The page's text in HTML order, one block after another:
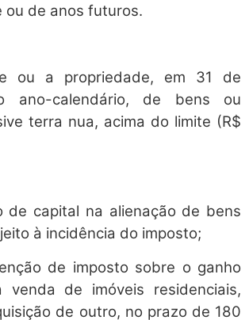
ou de anos futuros.
ou a propriedade, em 31 de
ano-calendário, de bens ou
terra nua, acima do limite (R$
de capital na alienação de bens
à incidência do imposto;
de imposto sobre o ganho
de imóveis residenciais,
de outro, no prazo de 180